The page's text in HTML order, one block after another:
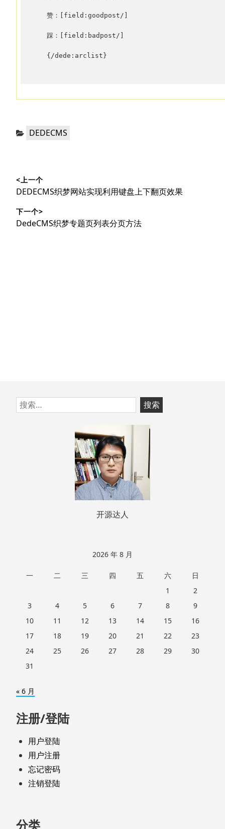
赞：[field:goodpost/]
踩：[field:badpost/]
{/dede:arclist}
分
DEDECMS
章
导
航
<上一个
上
文
章：
DEDECMS织梦网站实现利用键盘上下翻页效果
下一个>
下
DedeCMS织梦专题页列表分页方法
跳
至
搜
索：
开源达人
2026 年 8 月
一 二 三 四 五 六
日
1
2
3
4 5 6 7 8
9
10
11 12 13 14 15
16
17
18 19 20 21 22
23
24
25 26 27 28 29
30
31
« 6 月
注册/登陆
用户登陆
用户注册
忘记密码
注销登陆
分类